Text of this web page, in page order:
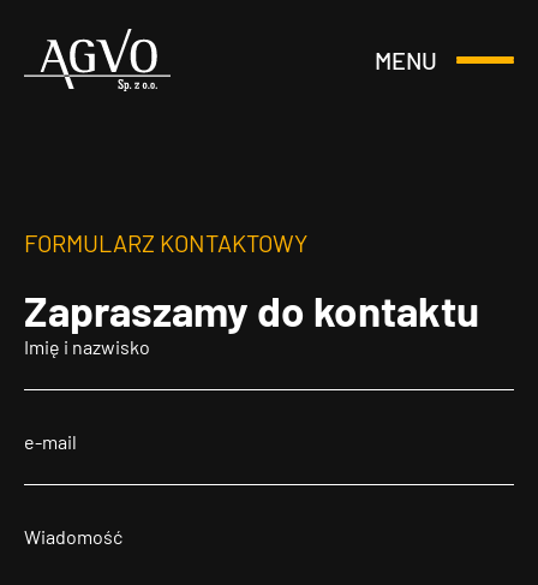
Header
MENU
Otwórz
FORMULARZ KONTAKTOWY
Zapraszamy do kontaktu